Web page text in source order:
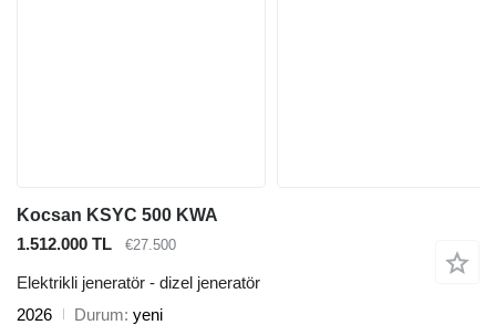
Kocsan KSYC 500 KWA
1.512.000 TL
€27.500
Elektrikli jeneratör - dizel jeneratör
2026
Durum yeni